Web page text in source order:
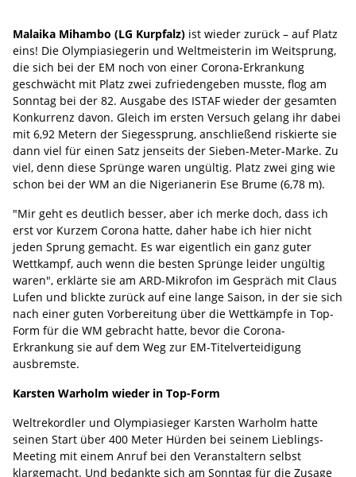
Malaika Mihambo (LG Kurpfalz) ist wieder zurück – auf Platz
eins! Die Olympiasiegerin und Weltmeisterin im Weitsprung,
die sich bei der EM noch von einer Corona-Erkrankung
geschwächt mit Platz zwei zufriedengeben musste, flog am
Sonntag bei der 82. Ausgabe des ISTAF wieder der gesamten
Konkurrenz davon. Gleich im ersten Versuch gelang ihr dabei
mit 6,92 Metern der Siegessprung, anschließend riskierte sie
dann viel für einen Satz jenseits der Sieben-Meter-Marke. Zu
viel, denn diese Sprünge waren ungültig. Platz zwei ging wie
schon bei der WM an die Nigerianerin Ese Brume (6,78 m).
"Mir geht es deutlich besser, aber ich merke doch, dass ich
erst vor Kurzem Corona hatte, daher habe ich hier nicht
jeden Sprung gemacht. Es war eigentlich ein ganz guter
Wettkampf, auch wenn die besten Sprünge leider ungültig
waren", erklärte sie am ARD-Mikrofon im Gespräch mit Claus
Lufen und blickte zurück auf eine lange Saison, in der sie sich
nach einer guten Vorbereitung über die Wettkämpfe in Top-
Form für die WM gebracht hatte, bevor die Corona-
Erkrankung sie auf dem Weg zur EM-Titelverteidigung
ausbremste.
Karsten Warholm wieder in Top-Form
Weltrekordler und Olympiasieger Karsten Warholm hatte
seinen Start über 400 Meter Hürden bei seinem Lieblings-
Meeting mit einem Anruf bei den Veranstaltern selbst
klargemacht. Und bedankte sich am Sonntag für die Zusage